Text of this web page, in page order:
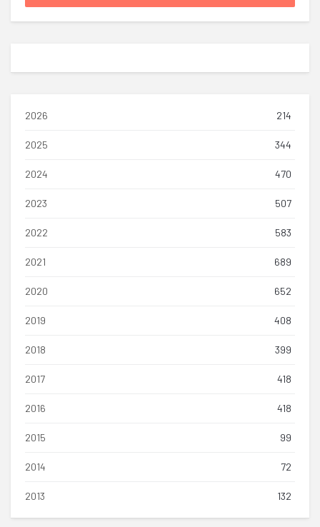
2026 214
2025 344
2024 470
2023 507
2022 583
2021 689
2020 652
2019 408
2018 399
2017 418
2016 418
2015 99
2014 72
2013 132